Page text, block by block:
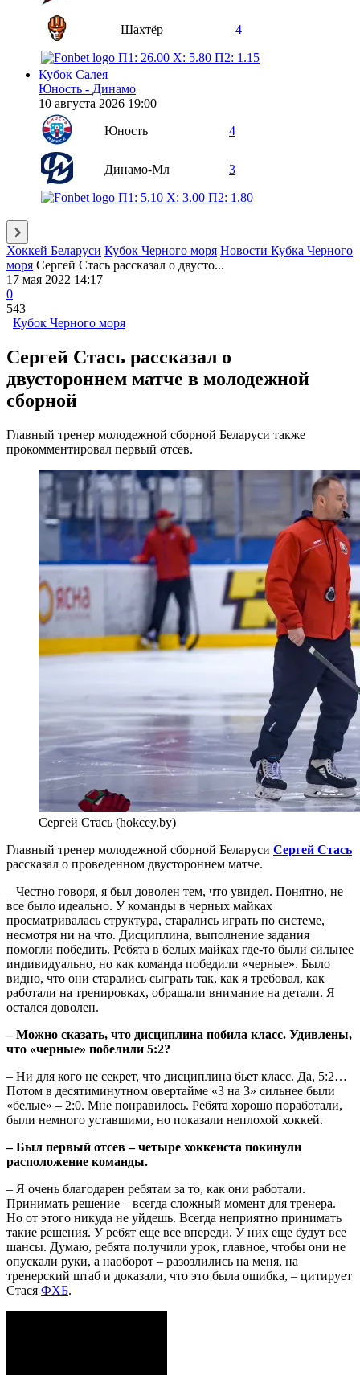
Шахтёр 4
П1: 26.00 X: 5.80 П2: 1.15
Кубок Салея
Юность - Динамо
10 августа 2026 19:00
Юность
4
Динамо-Мл 3
П1: 5.10 X: 3.00 П2: 1.80
Хоккей Беларуси Кубок Черного моря Новости Кубка Черного
моря Сергей Стась рассказал о двусто...
17 мая 2022 14:17
0
543
Кубок Черного моря
Сергей Стась рассказал о
двустороннем матче в молодежной
сборной
Главный тренер молодежной сборной Беларуси также
прокомментировал первый отсев.
Сергей Стась (hokcey.by)
Главный тренер молодежной сборной Беларуси Сергей Стась
рассказал о проведенном двустороннем матче.
– Честно говоря, я был доволен тем, что увидел. Понятно, не
все было идеально. У команды в черных майках
просматривалась структура, старались играть по системе,
несмотря ни на что. Дисциплина, выполнение задания
помогли победить. Ребята в белых майках где-то были сильнее
индивидуально, но как команда победили «черные». Было
видно, что они старались сыграть так, как я требовал, как
работали на тренировках, обращали внимание на детали. Я
остался доволен.
– Можно сказать, что дисциплина побила класс. Удивлены,
что «черные» побелили 5:2?
– Ни для кого не секрет, что дисциплина бьет класс. Да, 5:2…
Потом в десятиминутном овертайме «3 на 3» сильнее были
«белые» – 2:0. Мне понравилось. Ребята хорошо поработали,
были немного уставшими, но показали неплохой хоккей.
– Был первый отсев – четыре хоккеиста покинули
расположение команды.
– Я очень благодарен ребятам за то, как они работали.
Принимать решение – всегда сложный момент для тренера.
Но от этого никуда не уйдешь. Всегда неприятно принимать
такие решения. У ребят еще все впереди. У них еще будут все
шансы. Думаю, ребята получили урок, главное, чтобы они не
опускали руки, а наоборот – разозлились на меня, на
тренерский штаб и доказали, что это была ошибка, – цитирует
Стася ФХБ.